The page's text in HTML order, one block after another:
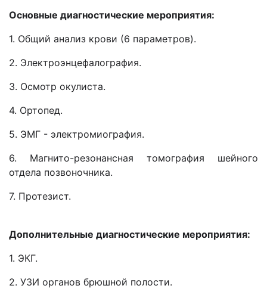
Основные диагностические мероприятия:
1. Общий анализ крови (6 параметров).
2. Электроэнцефалография.
3. Осмотр окулиста.
4. Ортопед.
5. ЭМГ - электромиография.
6. Магнито-резонансная томография шейного
отдела позвоночника.
7. Протезист.
Дополнительные диагностические мероприятия:
1. ЭКГ.
2. УЗИ органов брюшной полости.